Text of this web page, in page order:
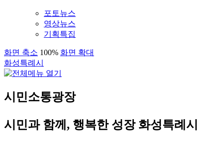
포토뉴스
영상뉴스
기획특집
화면 축소 100% 화면 확대
화성특례시
시민소통광장
시민과 함께, 행복한 성장 화성특례시